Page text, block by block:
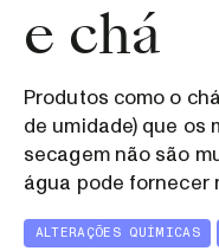
e chá
Produtos como o
de umidade) que os
secagem não são
água pode fornecer
ALTERAÇÕES QUÍMICAS